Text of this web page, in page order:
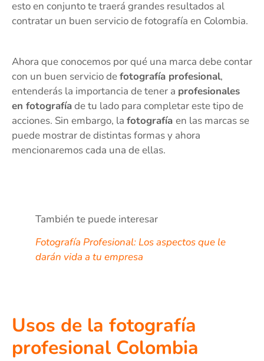
esto en conjunto te traerá grandes resultados al
contratar un buen servicio de fotografía en Colombia.
Ahora que conocemos por qué una marca debe contar
con un buen servicio defotografía profesional,
entenderás la importancia de tener a profesionales
en fotografíade tu lado para completar este tipo de
acciones. Sin embargo, la fotografía en las marcas se
puede mostrar de distintas formas y ahora
mencionaremos cada una de ellas.
También te puede interesar
Fotografía Profesional: Los aspectos que le
darán vida a tu empresa
Usos de la fotografía
profesional Colombia